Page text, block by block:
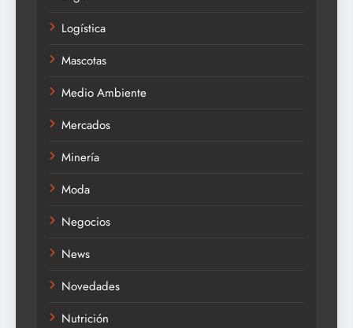
Logística
Mascotas
Medio Ambiente
Mercados
Minería
Moda
Negocios
News
Novedades
Nutrición